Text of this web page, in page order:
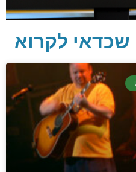
מתי הזמן
חדשה?
שכדאי לקרוא